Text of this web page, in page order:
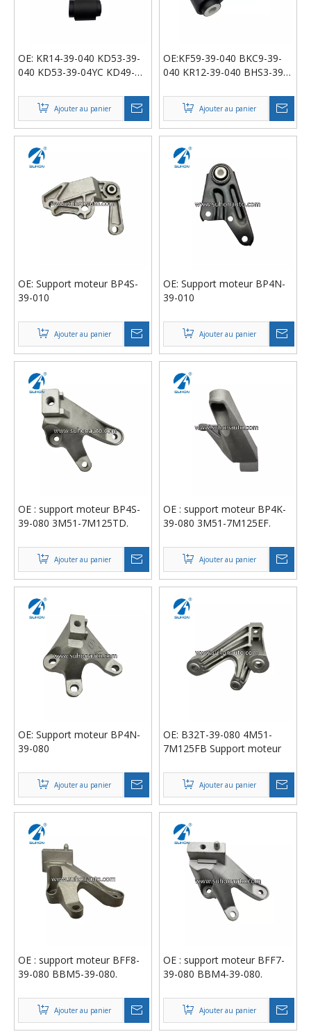
OE: KR14-39-040 KD53-39-
040 KD53-39-04YC KD49-
Support moteur
Ajouter au panier
OE:KF59-39-040 BKC9-39-
040 KR12-39-040 BHS3-39-
moteur
Ajouter au panier
OE: Support moteur BP4S-
39-010
Ajouter au panier
OE: Support moteur BP4N-
39-010
Ajouter au panier
OE : support moteur BP4S-
39-080 3M51-7M125TD.
Ajouter au panier
OE : support moteur BP4K-
39-080 3M51-7M125EF.
Ajouter au panier
OE: Support moteur BP4N-
39-080
Ajouter au panier
OE: B32T-39-080 4M51-
7M125FB Support moteur
Ajouter au panier
OE : support moteur BFF8-
39-080 BBM5-39-080.
Ajouter au panier
OE : support moteur BFF7-
39-080 BBM4-39-080.
Ajouter au panier